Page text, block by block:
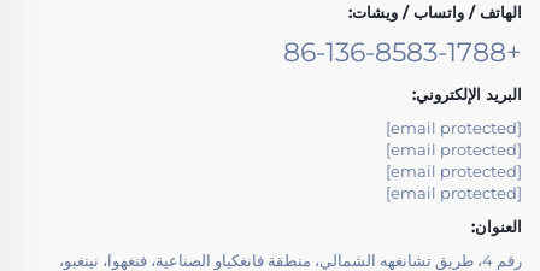
الهاتف / واتساب / ويشات:
+86-136-8583-1788
البريد الإلكتروني:
[email protected]
[email protected]
[email protected]
[email protected]
العنوان:
رقم 4، طريق تشانغهه الشمالي، منطقة فانغكياو الصناعية، فنغهوا، نينغبو،